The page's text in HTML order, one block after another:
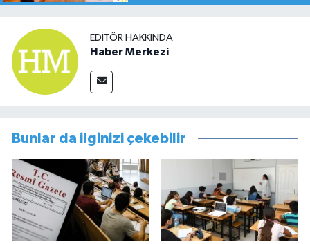
EDITÖR HAKKINDA
Haber Merkezi
Bunlar da ilginizi çekebilir